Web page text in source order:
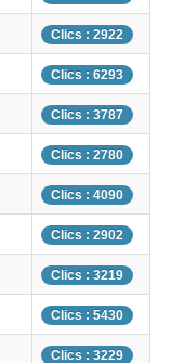
Clics : 2922
Clics : 6293
Clics : 3787
Clics : 2780
Clics : 4090
Clics : 2902
Clics : 3219
Clics : 5430
Clics : 3229